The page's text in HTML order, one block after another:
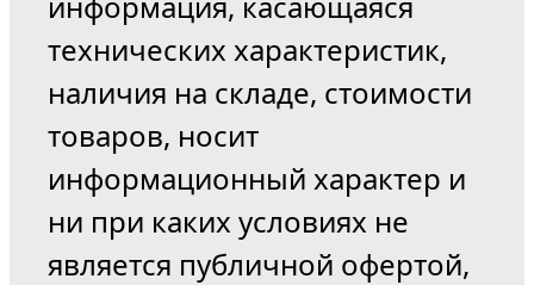
технических характеристик,
наличия на складе, стоимости
товаров, носит
информационный характер и
ни при каких условиях не
является публичной офертой,